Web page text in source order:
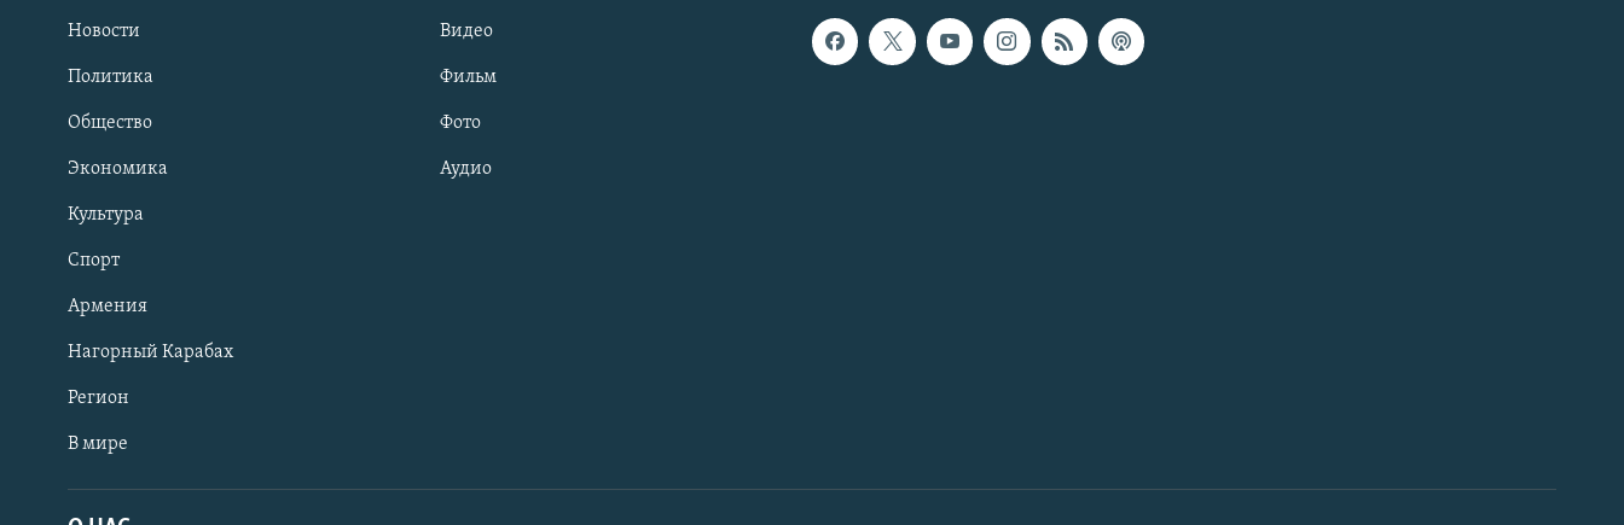
Новости
Политика
Общество
Экономика
Культура
Спорт
Армения
Нагорный Карабах
Регион
В мире
Видео
Фильм
Фото
Аудио